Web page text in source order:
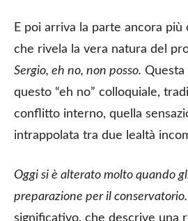
E poi arriva la parte ancora più
che rivela la vera natura del
Sergio, eh no, non posso. Questa
questo “eh no” colloquiale,
conflitto interno, quella
intrappolata tra due lealtà
Oggi si è alterato molto quando
preparazione per il conservatorio.
significativo, che descrive una